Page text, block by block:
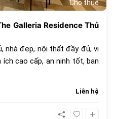
Cho thuê
Galleria Residence Thủ
nhà đẹp, nội thất đầy đủ, vị
cao cấp, an ninh tốt, ban
Liên hệ